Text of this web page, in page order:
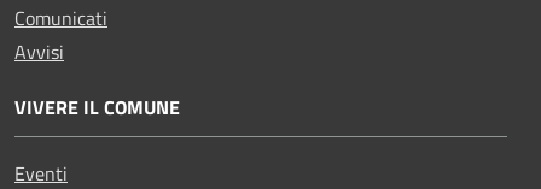
Comunicati
Avvisi
VIVERE IL COMUNE
Eventi